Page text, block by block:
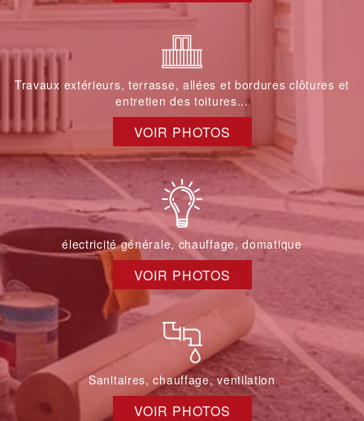
Travaux extérieurs, terrasse, allées et bordures clôtures et
entretien des toitures...
VOIR PHOTOS
électricité générale, chauffage, domatique
VOIR PHOTOS
Sanitaires, chauffage, ventilation
VOIR PHOTOS